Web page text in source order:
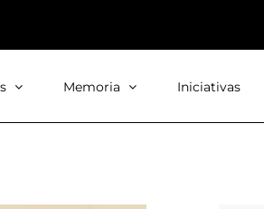
Memoria Iniciativas